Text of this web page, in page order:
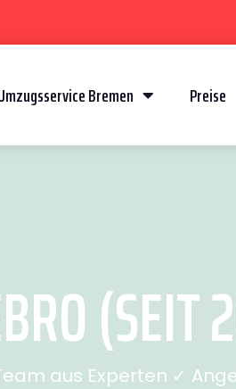
Bremen Preise
(SEIT
aus Experten ✓